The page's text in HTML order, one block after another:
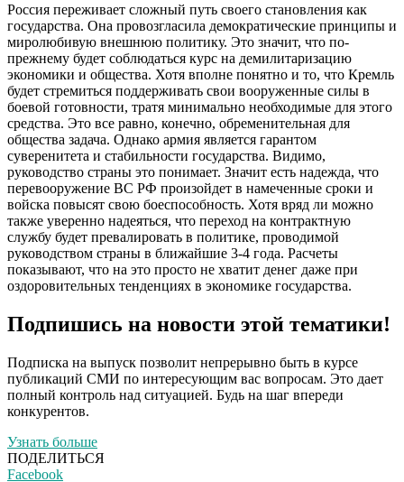
Россия переживает сложный путь своего становления как
государства. Она провозгласила демократические принципы и
миролюбивую внешнюю политику. Это значит, что по-
прежнему будет соблюдаться курс на демилитаризацию
экономики и общества. Хотя вполне понятно и то, что Кремль
будет стремиться поддерживать свои вооруженные силы в
боевой готовности, тратя минимально необходимые для этого
средства. Это все равно, конечно, обременительная для
общества задача. Однако армия является гарантом
суверенитета и стабильности государства. Видимо,
руководство страны это понимает. Значит есть надежда, что
перевооружение ВС РФ произойдет в намеченные сроки и
войска повысят свою боеспособность. Хотя вряд ли можно
также уверенно надеяться, что переход на контрактную
службу будет превалировать в политике, проводимой
руководством страны в ближайшие 3-4 года. Расчеты
показывают, что на это просто не хватит денег даже при
оздоровительных тенденциях в экономике государства.
Подпишись на новости этой тематики!
Подписка на выпуск позволит непрерывно быть в курсе
публикаций СМИ по интересующим вас вопросам. Это дает
полный контроль над ситуацией. Будь на шаг впереди
конкурентов.
Узнать больше
ПОДЕЛИТЬСЯ
Facebook